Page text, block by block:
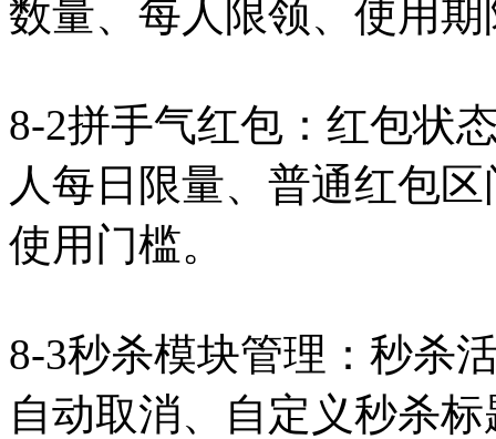
数量、每人限领、使用
8-2拼手气红包：红包状
人每日限量、普通红包
使用门槛。
8-3秒杀模块管理：秒杀
自动取消、自定义秒杀